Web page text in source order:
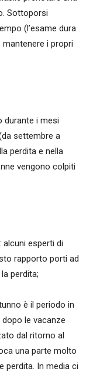
Sottoporsi
(l’esame dura
mantenere i propri
durante i mesi
settembre a
perdita e nella
vengono colpiti
alcuni esperti di
rapporto porti ad
perdita;
è il periodo in
le vacanze
dal ritorno al
una parte molto
perdita. In media ci